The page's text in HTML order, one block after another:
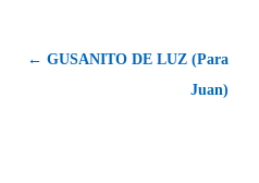
← GUSANITO DE LUZ (Para
Juan)